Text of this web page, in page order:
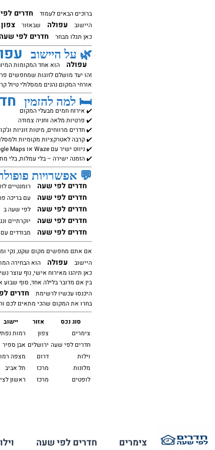
ברוכים הבאים לעמוד חדרים
היישוב
עפולה שבאזור צפון
כאן תגלו מבחר
חדרים לפי שעה
🌿 על היישוב
עפולה הוא אחד המקומות
זהו יעד מושלם לזוגות שמחפשים
אורחי המקום נהנים ממסלולי טיול
🛏️ למה להזמין
✔️ אירוח חמים מבעלי המקום
✔️ פרטיות מלאה וחניה צמודה
✔️ חדרים מרווחים, מיטות זוגיות
✔️ קרבה לאטרקציות מקומיות
✔️ ניווט ישיר עם Waze או Google Maps
✔️ הזמנה ישירה – בלי עמלות, בלי
💬 אפשרויות
חדרים לפי שעה רומנטיים
חדרים לפי שעה
עם בריכה
חדרים לפי שעה
לפי שעה ב
חדרים לפי שעה
יוקרתיים
חדרים לפי שעה
מבודדים
אם אתם מחפשים מקום שקט, נקי
היישוב
עפולה
הוא הבחירה
כאן תיהנו מאירוח אישי, נוף עוצר
בין אם מדובר בלילה אחד, סוף שבוע
היכנסו עכשיו לרשימת
חדרים
בחרו את המקום שהכי מתאים לכם
סוג נכס
אזור יישוב
צימרים
צפון רמות
חדרים לפי שעה ירושלים אבן ספיר
וילות
דרום מצפה
מלונות
מרכז תל אביב
לופטים
מרכז ראשון
צימרים חדרים לפי שעה